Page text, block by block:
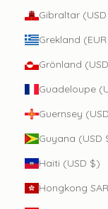
Gibraltar
Grekland
Grönland
Guadeloupe
Guernsey
Guyana (USD
Haiti (USD $)
Hongkong